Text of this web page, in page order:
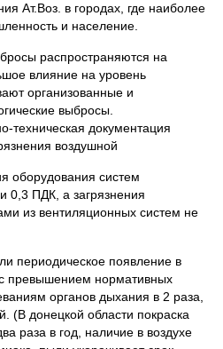
Ат.Воз. в городах, где наиболее
и население.
распространяются на
влияние на уровень
организованные и
выбросы.
документация
воздушной
оборудования систем
0,3 ПДК, а загрязнения
из вентиляционных систем не
появление в
превышением нормативных
органов дыхания в 2 раза,
(В донецкой области покраска
раза в год, наличие в воздухе